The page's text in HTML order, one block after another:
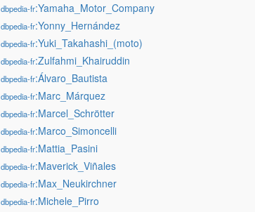
dbpedia-fr:Yamaha_Motor_Company
dbpedia-fr:Yonny_Hernández
dbpedia-fr:Yuki_Takahashi_(moto)
dbpedia-fr:Zulfahmi_Khairuddin
dbpedia-fr:Álvaro_Bautista
dbpedia-fr:Marc_Márquez
dbpedia-fr:Marcel_Schrötter
dbpedia-fr:Marco_Simoncelli
dbpedia-fr:Mattia_Pasini
dbpedia-fr:Maverick_Viñales
dbpedia-fr:Max_Neukirchner
dbpedia-fr:Michele_Pirro